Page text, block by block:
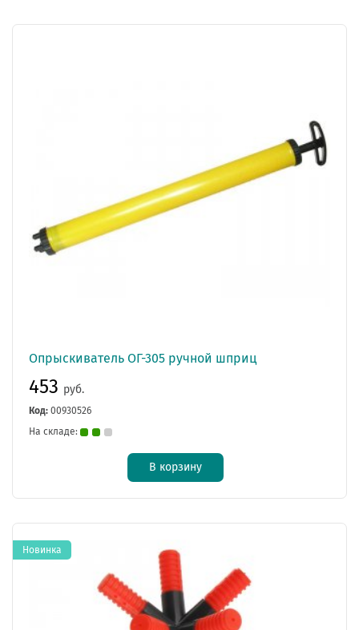
Опрыскиватель ОГ-305 ручной шприц
453 руб.
Код: 00930526
На складе:
В корзину
Новинка